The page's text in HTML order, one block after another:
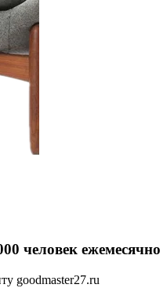
человек ежемесячно
goodmaster27.ru